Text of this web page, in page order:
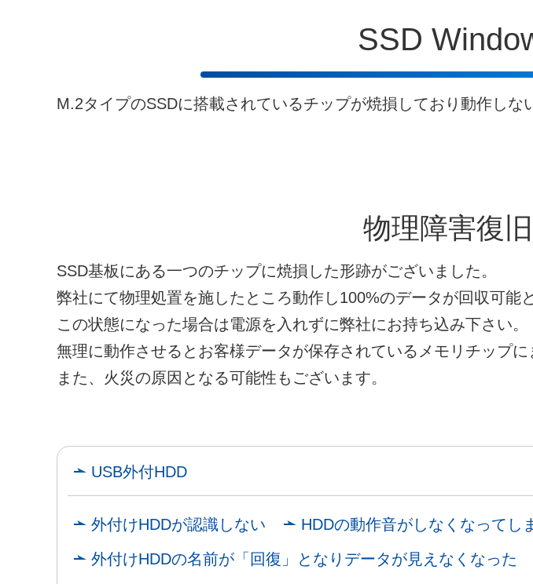
SSD
M.2タイプのSSDに搭載されているチップが焼損しており動作しな
物理障害復
SSD基板にある一つのチップに焼損した形跡がございました。
弊社にて物理処置を施したところ動作し100%のデータが回収可能
この状態になった場合は電源を入れずに弊社にお持ち込み下さい。
無理に動作させるとお客様データが保存されているメモリチップに
また、火災の原因となる可能性もございます。
USB外付HDD
外付けHDDが認識しない HDDの動作音がしなくなってし
外付けHDDの名前が「回復」となりデータが見えなくなった